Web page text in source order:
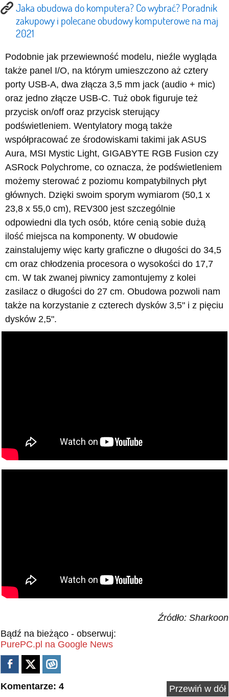
Jaka obudowa do komputera? Co wybrać? Poradnik
zakupowy i polecane obudowy komputerowe na maj
2021
Podobnie jak przewiewność modelu, nieźle wygląda
także panel I/O, na którym umieszczono aż cztery
porty USB-A, dwa złącza 3,5 mm jack (audio + mic)
oraz jedno złącze USB-C. Tuż obok figuruje też
przycisk on/off oraz przycisk sterujący
podświetleniem. Wentylatory mogą także
współpracować ze środowiskami takimi jak ASUS
Aura, MSI Mystic Light, GIGABYTE RGB Fusion czy
ASRock Polychrome, co oznacza, że podświetleniem
możemy sterować z poziomu kompatybilnych płyt
głównych. Dzięki swoim sporym wymiarom (50,1 x
23,8 x 55,0 cm), REV300 jest szczególnie
odpowiedni dla tych osób, które cenią sobie dużą
ilość miejsca na komponenty. W obudowie
zainstalujemy więc karty graficzne o długości do 34,5
cm oraz chłodzenia procesora o wysokości do 17,7
cm. W tak zwanej piwnicy zamontujemy z kolei
zasilacz o długości do 27 cm. Obudowa pozwoli nam
także na korzystanie z czterech dysków 3,5" i z pięciu
dysków 2,5".
Źródło: Sharkoon
Bądź na bieżąco - obserwuj:
PurePC.pl na Google News
Komentarze: 4 Przewiń w dół